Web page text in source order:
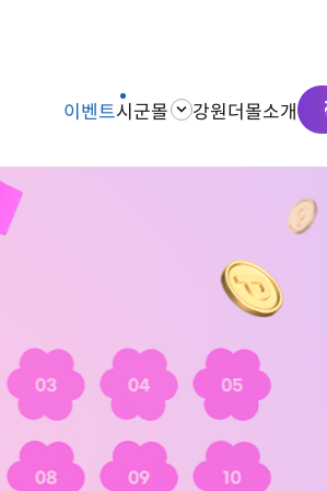
이벤트시군몰 강원더몰소개